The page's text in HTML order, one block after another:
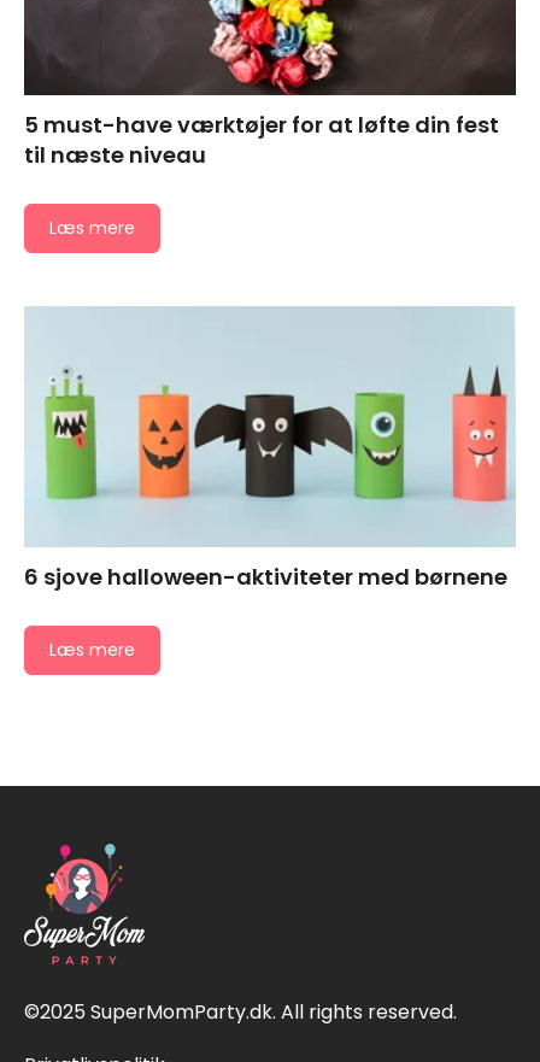
5 must-have værktøjer for at løfte din fest
til næste niveau
Læs mere
6 sjove halloween-aktiviteter med børnene
Læs mere
©2025 SuperMomParty.dk. All rights reserved.